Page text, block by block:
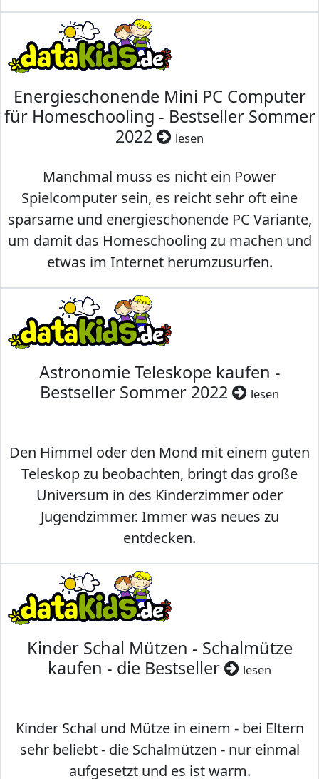
Energieschonende Mini PC Computer
für Homeschooling - Bestseller Sommer
2022
lesen
Manchmal muss es nicht ein Power
Spielcomputer sein, es reicht sehr oft eine
sparsame und energieschonende PC Variante,
um damit das Homeschooling zu machen und
etwas im Internet herumzusurfen.
Astronomie Teleskope kaufen -
Bestseller Sommer 2022
lesen
Den Himmel oder den Mond mit einem guten
Teleskop zu beobachten, bringt das große
Universum in des Kinderzimmer oder
Jugendzimmer. Immer was neues zu
entdecken.
Kinder Schal Mützen - Schalmütze
kaufen - die Bestseller
lesen
Kinder Schal und Mütze in einem - bei Eltern
sehr beliebt - die Schalmützen - nur einmal
aufgesetzt und es ist warm.